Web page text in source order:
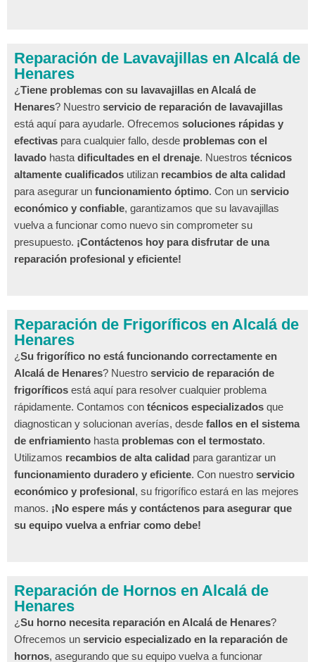
Reparación de Lavavajillas en Alcalá de
Henares
¿Tiene problemas con su lavavajillas en Alcalá de
Henares? Nuestro servicio de reparación de lavavajillas
está aquí para ayudarle. Ofrecemos soluciones rápidas y
efectivas para cualquier fallo, desde problemas con el
lavado hasta dificultades en el drenaje. Nuestros técnicos
altamente cualificados utilizan recambios de alta calidad
para asegurar un funcionamiento óptimo. Con un servicio
económico y confiable, garantizamos que su lavavajillas
vuelva a funcionar como nuevo sin comprometer su
presupuesto. ¡Contáctenos hoy para disfrutar de una
reparación profesional y eficiente!
Reparación de Frigoríficos en Alcalá de
Henares
¿Su frigorífico no está funcionando correctamente en
Alcalá de Henares? Nuestro servicio de reparación de
frigoríficos está aquí para resolver cualquier problema
rápidamente. Contamos con técnicos especializados que
diagnostican y solucionan averías, desde fallos en el sistema
de enfriamiento hasta problemas con el termostato.
Utilizamos recambios de alta calidad para garantizar un
funcionamiento duradero y eficiente. Con nuestro servicio
económico y profesional, su frigorífico estará en las mejores
manos. ¡No espere más y contáctenos para asegurar que
su equipo vuelva a enfriar como debe!
Reparación de Hornos en Alcalá de
Henares
¿Su horno necesita reparación en Alcalá de Henares?
Ofrecemos un servicio especializado en la reparación de
hornos, asegurando que su equipo vuelva a funcionar